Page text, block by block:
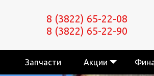
8 (3822) 65-22-08
8 (3822) 65-22-90
Запчасти Акции